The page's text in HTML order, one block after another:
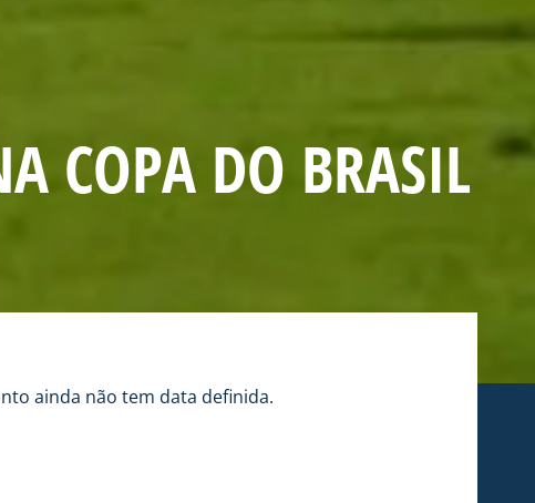
COPA DO BRASIL
ainda não tem data definida.